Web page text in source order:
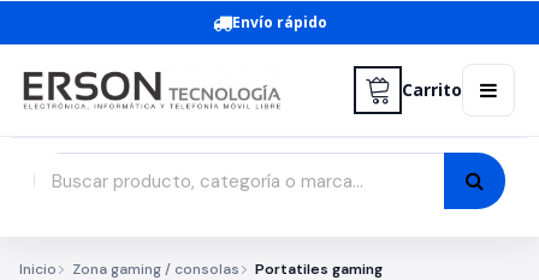
Envío rápido
Carrito
Inicio Zona gaming / consolas Portatiles gaming